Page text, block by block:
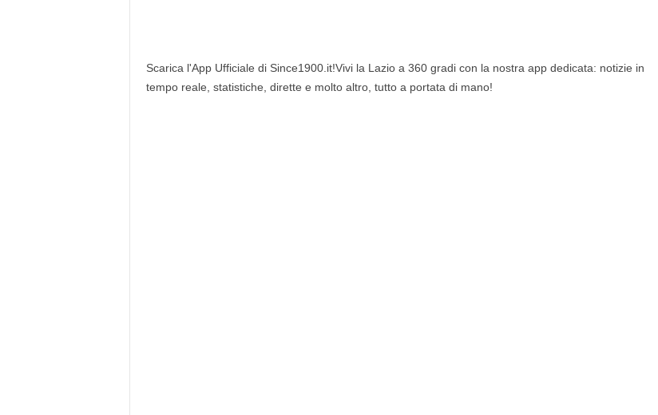
Scarica l'App Ufficiale di Since1900.it!Vivi la Lazio a 360 gradi con la nostra app dedicata: notizie in
tempo reale, statistiche, dirette e molto altro, tutto a portata di mano!